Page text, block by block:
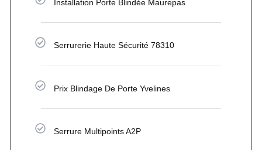
Installation Porte Blindée Maurepas
Serrurerie Haute Sécurité 78310
Prix Blindage De Porte Yvelines
Serrure Multipoints A2P